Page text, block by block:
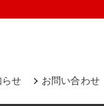
らせ お問い合わせ